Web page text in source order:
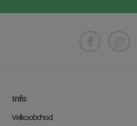
Info
Velkoobchod